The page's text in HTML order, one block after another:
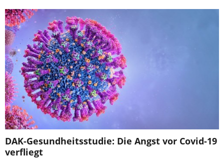
DAK-Gesundheitsstudie: Die Angst vor Covid-19
verfliegt